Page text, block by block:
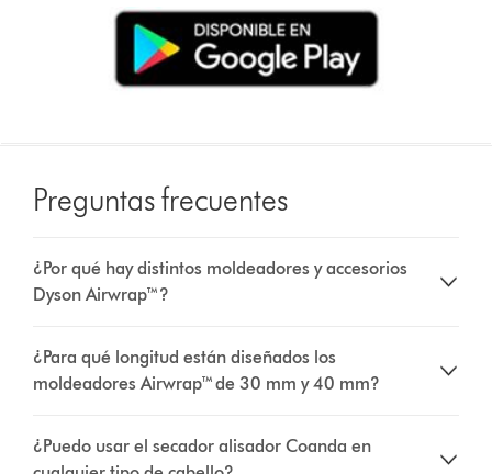
Preguntas frecuentes
¿Por qué hay distintos moldeadores y accesorios
Dyson Airwrap™?
¿Para qué longitud están diseñados los
moldeadores Airwrap™ de 30 mm y 40 mm?
¿Puedo usar el secador alisador Coanda en